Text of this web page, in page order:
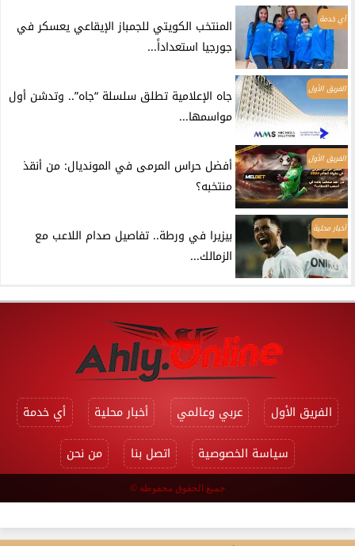
أي خدمة
المنتخب الكويتي للجمباز الإيقاعي يعسكر في
جورجيا استعداداً...
الفريق الأول
جاه الإعلامية تطلق سلسلة “جاه”.. وتدشن أول
مواسمها...
الفريق الأول
أفضل حراس المرمى في المونديال: من أنقذ
منتخبه؟
أخبار محلية
بيزيرا في ورطة.. تفاصيل صدام اللاعب مع
الزمالك...
الفريق الأول عربي وعالمي أخبار محلية
أي خدمة
سياسة الخصوصية
اتصل بنا من نحن
جميع الحقوق محفوظة ©